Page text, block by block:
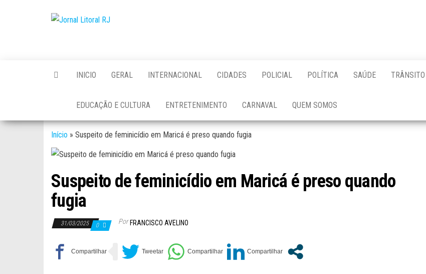
INICIO GERAL INTERNACIONAL CIDADES POLICIAL POLÍTICA SAÚDE TRÂNSITO
EDUCAÇÃO E CULTURA ENTRETENIMENTO CARNAVAL QUEM SOMOS
Início » Suspeito de feminicídio em Maricá é preso quando fugia
Suspeito de feminicídio em Maricá é preso quando
fugia
31/03/2025 0 Por FRANCISCO AVELINO